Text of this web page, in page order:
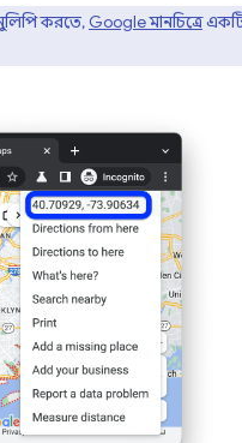
করতে, Google মানচিত্রে